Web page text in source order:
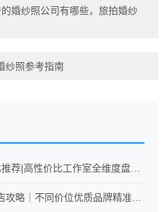
婚纱照公司有哪些，旅拍婚纱
纱照参考指南